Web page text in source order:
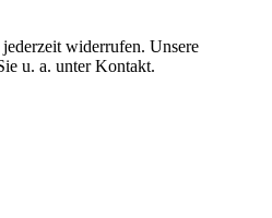
widerrufen. Unsere
u. a. unter Kontakt.